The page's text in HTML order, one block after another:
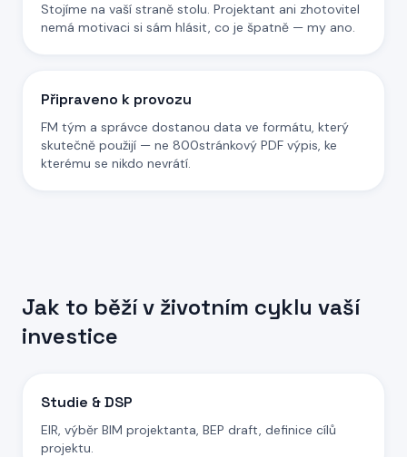
Stojíme na vaší straně stolu. Projektant ani zhotovitel
nemá motivaci si sám hlásit, co je špatně — my ano.
Připraveno k provozu
FM tým a správce dostanou data ve formátu, který
skutečně použijí — ne 800stránkový PDF výpis, ke
kterému se nikdo nevrátí.
Jak to běží v životním cyklu vaší
investice
Studie & DSP
EIR, výběr BIM projektanta, BEP draft, definice cílů
projektu.